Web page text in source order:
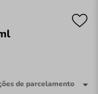
de parcelamento